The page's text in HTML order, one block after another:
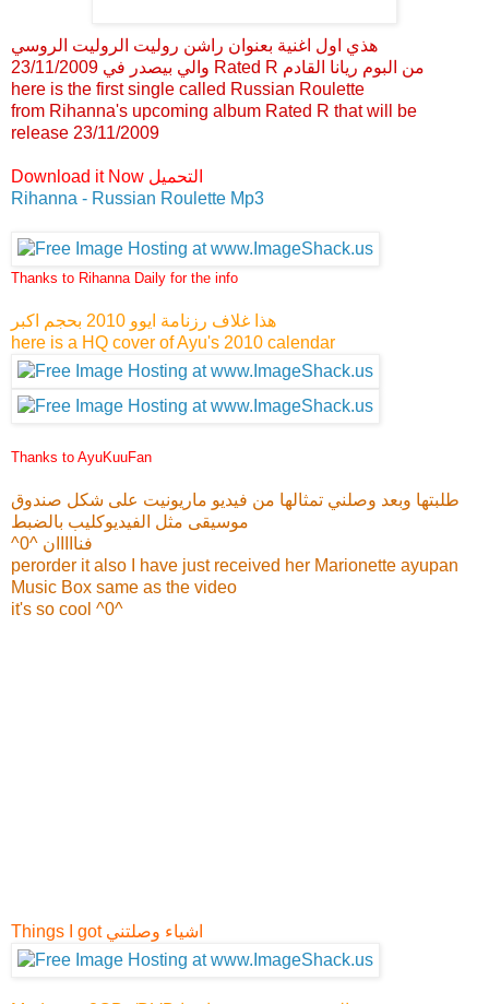
هذي اول اغنية بعنوان راشن روليت الروليت الروسي
والي بيصدر في 23/11/2009 Rated R من البوم ريانا القادم
here is the first single called Russian Roulette
from Rihanna's upcoming album Rated R that will be
release 23/11/2009
Download it Now التحميل
Rihanna - Russian Roulette Mp3
Thanks to Rihanna Daily for the info
هذا غلاف رزنامة ايوو 2010 بحجم اكبر
here is a HQ cover of Ayu's 2010 calendar
Thanks to AyuKuuFan
طلبتها وبعد وصلني تمثالها من فيديو ماريونيت على شكل صندوق
موسيقى مثل الفيديوكليب بالضبط
^0^ فنااااان
perorder it also I have just received her Marionette ayupan
Music Box same as the video
it's so cool ^0^
Things I got اشياء وصلتني